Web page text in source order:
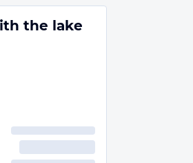
the lake